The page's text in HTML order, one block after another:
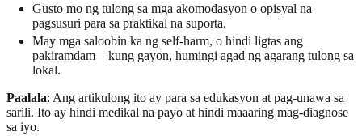
Gusto mo ng tulong sa mga akomodasyon o opisyal na
pagsusuri para sa praktikal na suporta.
May mga saloobin ka ng self-harm, o hindi ligtas ang
pakiramdam—kung gayon, humingi agad ng agarang tulong sa
lokal.
Paalala: Ang artikulong ito ay para sa edukasyon at pag-unawa sa
sarili. Ito ay hindi medikal na payo at hindi maaaring mag-diagnose
sa iyo.